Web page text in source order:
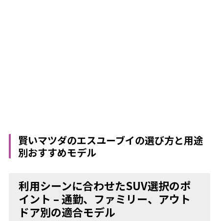
賢いマツダのエスユーブイの選び方と用途
別おすすめモデル
利用シーンに合わせたSUV選択のポ
イント – 通勤、ファミリー、アウト
ドア別の適合モデル